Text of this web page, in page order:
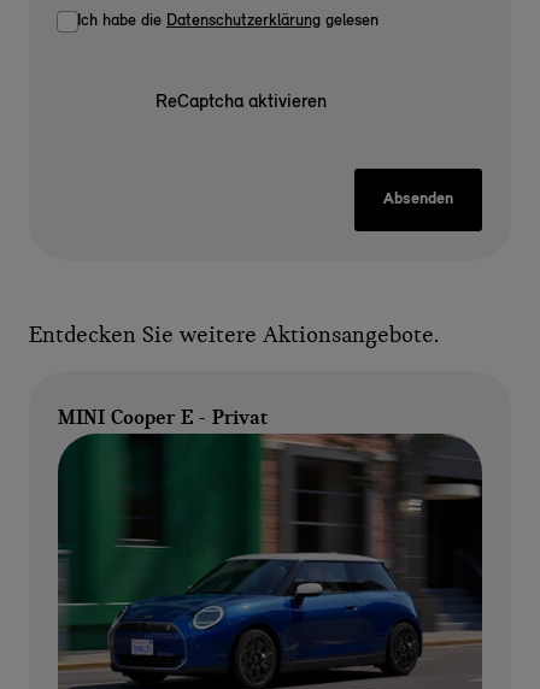
Ich habe die Datenschutzerklärung gelesen
ReCaptcha aktivieren
Absenden
Entdecken Sie weitere Aktionsangebote.
MINI Cooper E - Privat